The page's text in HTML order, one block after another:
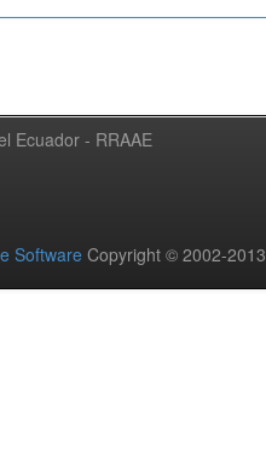
Ecuador - RRAAE
Software Copyright © 2002-2013